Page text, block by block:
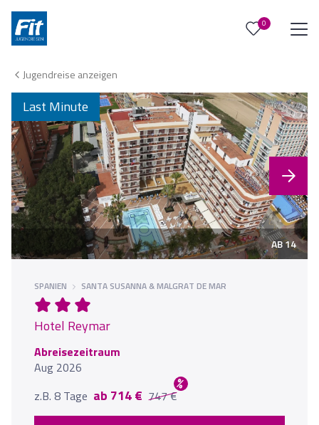
0
Keine Reisen auf der Merkliste
Jugendreise anzeigen
Last Minute
AB 14
SPANIEN SANTA SUSANNA & MALGRAT DE MAR
Hotel Reymar
Abreisezeitraum
Aug 2026
z.B. 8 Tage ab 714 € 747 €
%